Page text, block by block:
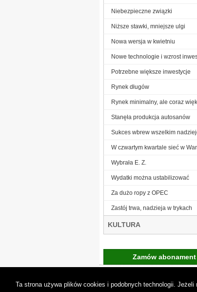
Niebezpieczne związki
Niższe stawki, mniejsze ulgi
Nowa wersja w kwietniu
Nowe technologie i wzrost
Potrzebne większe inwestycje
Rynek długów
Rynek minimalny, ale coraz
Stanęła produkcja autosanów
Sukces wbrew wszelkim
W czwartym kwartale sieć w
Wybrała E. Z.
Wydatki można ustabilizować
Za dużo ropy z OPEC
Zastój trwa, nadzieja w trykach
KULTURA
Zamów abonament
Ta strona używa plików cookies i podobnych technologii.